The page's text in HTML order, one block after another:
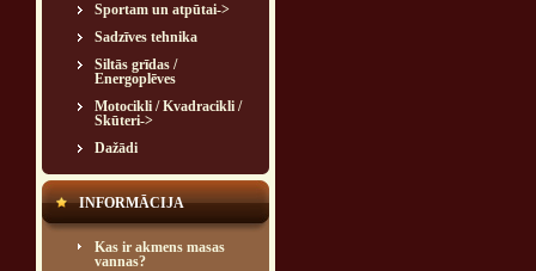
Sportam un atpūtai->
Sadzīves tehnika
Siltās grīdas /
Energoplēves
Motocikli / Kvadracikli /
Skūteri->
Dažādi
INFORMĀCIJA
Kas ir akmens masas
vannas?